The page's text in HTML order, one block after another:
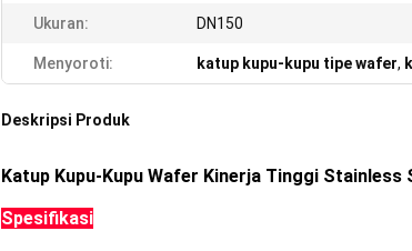
Ukuran: DN150
Menyoroti: katup kupu-kupu tipe wafer,
Deskripsi Produk
Katup Kupu-Kupu Wafer Kinerja Tinggi Stainless
Spesifikasi